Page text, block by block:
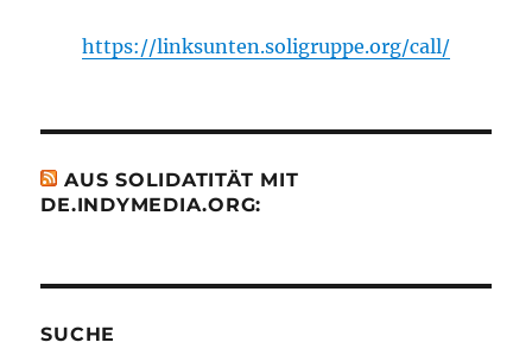
https://linksunten.soligruppe.org/call/
AUS SOLIDATITÄT MIT
DE.INDYMEDIA.ORG:
SUCHE